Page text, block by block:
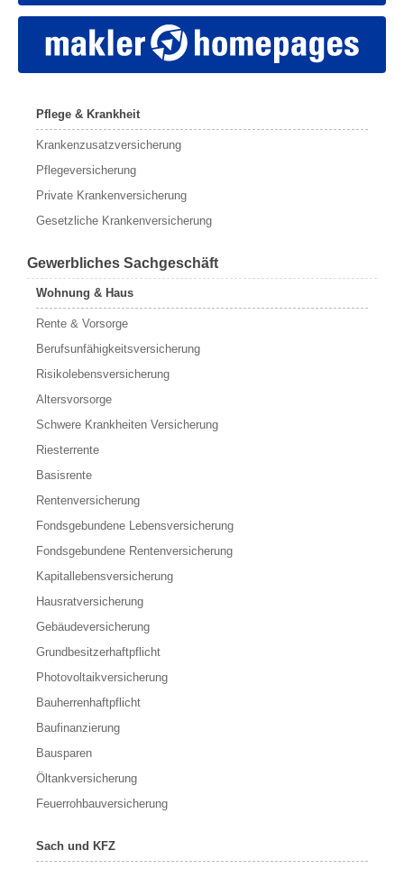
Pflege & Krankheit
Krankenzusatzversicherung
Pflegeversicherung
Private Krankenversicherung
Gesetzliche Krankenversicherung
Gewerbliches Sachgeschäft
Wohnung & Haus
Rente & Vorsorge
Berufs­unfähigkeitsversicherung
Risikolebensversicherung
Altersvorsorge
Schwere Krankheiten Versicherung
Riesterrente
Basisrente
Rentenversicherung
Fondsgebundene Lebensversicherung
Fondsgebundene Rentenversicherung
Kapitallebensversicherung
Hausratversicherung
Gebäudeversicherung
Grundbesitzerhaftpflicht
Photovoltaikversicherung
Bauherrenhaftpflicht
Baufinanzierung
Bausparen
Öltankversicherung
Feuerrohbauversicherung
Sach und KFZ